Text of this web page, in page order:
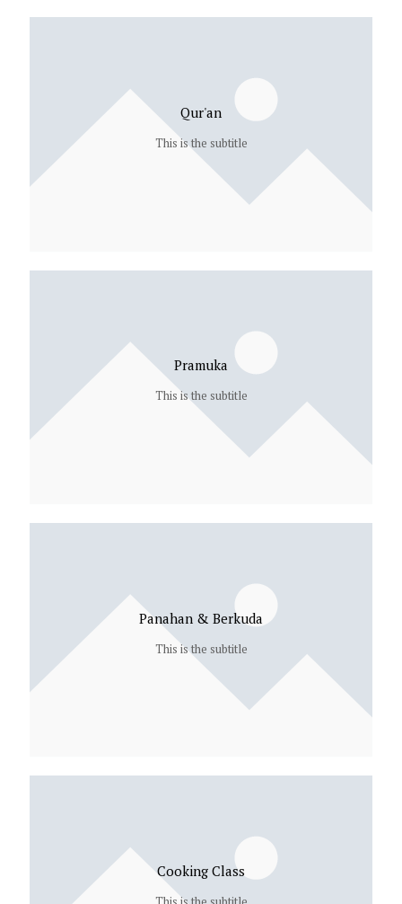
Qur'an
This is the subtitle
Pramuka
This is the subtitle
Panahan & Berkuda
This is the subtitle
Cooking Class